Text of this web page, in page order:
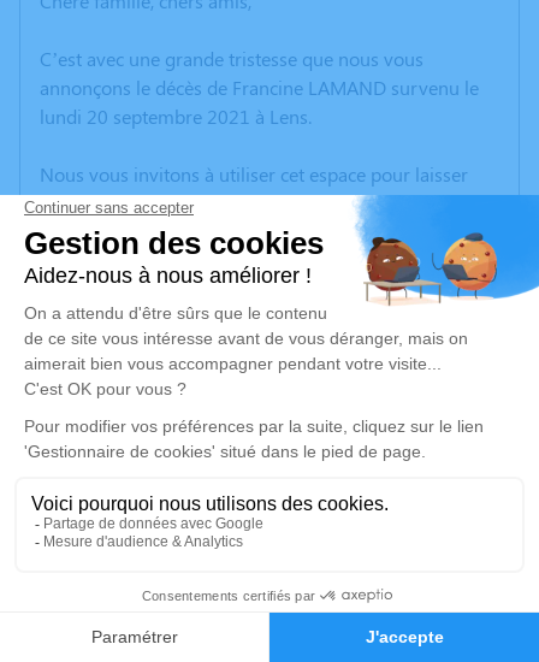
Faire-part Hommages
C’est avec une grande tristesse que nous vous
annonçons le décès de Francine LAMAND survenu le
lundi 20 septembre 2021 à Lens.
Nous vous invitons à utiliser cet espace pour laisser
vos condoléances, partager des photos souvenirs, une
anecdote ou exprimer vos pensées à travers des
poèmes ou des textes. Cet endroit est un lieu
d'expression dédié à honorer la mémoire de Francine
LAMAND.
Un service de plantation d’arbre hommage est
disponible ici
Cérémonie religieuse
Église Saint Barthélemy d'Oignies
Place de la IVe République